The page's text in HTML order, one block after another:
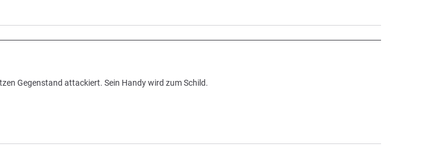
Gegenstand attackiert. Sein Handy wird zum Schild.